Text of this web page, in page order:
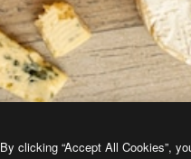
By clicking “Accept All Cookies”,